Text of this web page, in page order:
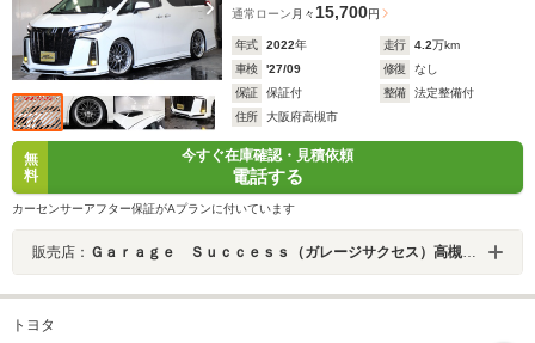
通常ローン 月々 15,700円
年式 2022年 走行 4.2万km
車検
'27/09 修復
なし
保証
保証付 整備
法定整備付
住所
大阪府高槻市
無
料
今すぐ在庫確認・見積依頼
電話する
カーセンサーアフター保証がAプランに付いています
販売店： Ｇａｒａｇｅ Ｓｕｃｃｅｓｓ（ガレージサクセス）高槻店 アルファード・ヴェルファイア・ノア・ヴォクシー専門店
トヨタ